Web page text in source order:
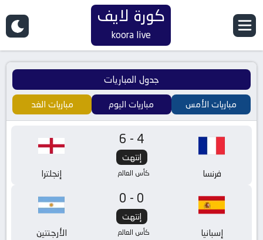
كورة لايف
koora live
جدول المباريات
مباريات الأمس مباريات اليوم مباريات الغد
فرنسا
6-4
إنتهت
كأس العالم إنجلترا
إسبانيا
0-0
إنتهت
كأس العالم الأرجنتين